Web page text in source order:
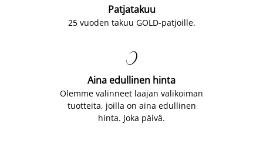
Patjatakuu
25 vuoden takuu GOLD-patjoille.

Aina edullinen hinta
Olemme valinneet laajan valikoiman
tuotteita, joilla on aina edullinen
hinta. Joka päivä.